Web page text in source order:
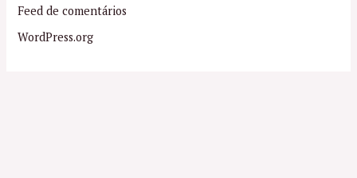
Feed de comentários
WordPress.org